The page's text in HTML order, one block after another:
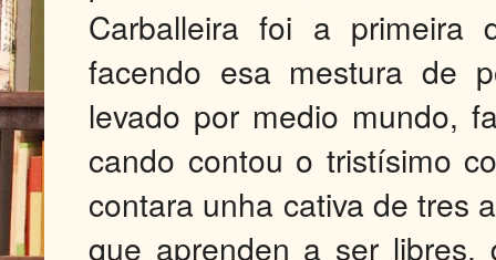
Carballeira foi a primeira
facendo esa mestura de
levado por medio mundo,
cando contou o tristísimo
contara unha cativa de tres
que aprenden a ser